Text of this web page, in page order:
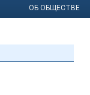
ОБ ОБЩЕСТВЕ